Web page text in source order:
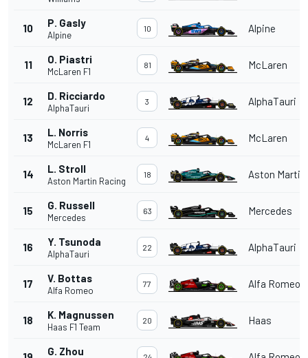
10 P. Gasly
Alpine
10 Alpine
11 O. Piastri
McLaren F1
81 McLaren
12 D. Ricciardo
AlphaTauri
3 AlphaTauri
13 L. Norris
McLaren F1
4 McLaren
14 L. Stroll
Aston Martin Racing
18 Aston Martin
15 G. Russell
Mercedes
63 Mercedes
16 Y. Tsunoda
AlphaTauri
22 AlphaTauri
17 V. Bottas
Alfa Romeo
77 Alfa Romeo
18 K. Magnussen
Haas F1 Team
20 Haas
G. Zhou